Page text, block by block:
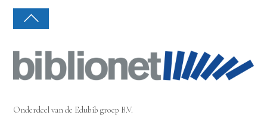
Onderdeel van de Edubib groep B.V.